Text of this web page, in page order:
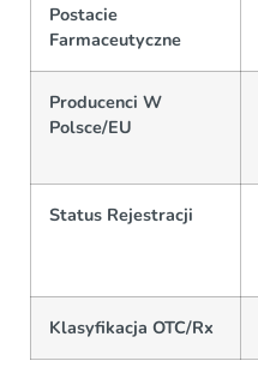
Postacie
Farmaceutyczne
Producenci W
Polsce/EU
Status Rejestracji
Klasyfikacja OTC/Rx